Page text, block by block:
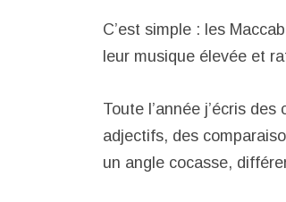
C’est simple : les
leur musique élevée et
Toute l’année j’écris
adjectifs, des
un angle cocasse,